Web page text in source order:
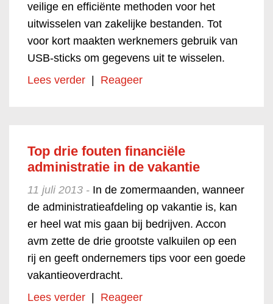
veilige en efficiënte methoden voor het
uitwisselen van zakelijke bestanden. Tot
voor kort maakten werknemers gebruik van
USB-sticks om gegevens uit te wisselen.
Lees verder
Reageer
Top drie fouten financiële
administratie in de vakantie
11 juli 2013 - In de zomermaanden, wanneer
de administratieafdeling op vakantie is, kan
er heel wat mis gaan bij bedrijven. Accon
avm zette de drie grootste valkuilen op een
rij en geeft ondernemers tips voor een goede
vakantieoverdracht.
Lees verder
Reageer